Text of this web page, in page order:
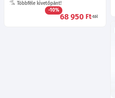
Többféle kivetőpánt!
-10%
68 950 Ft-tól